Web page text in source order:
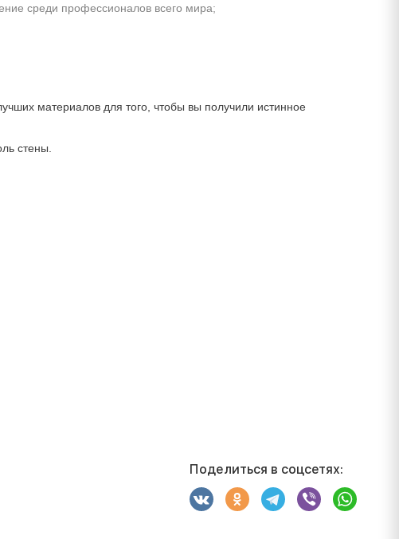
среди профессионалов всего мира;
материалов для того, чтобы вы получили истинное
стены.
Поделиться в соцсетях: